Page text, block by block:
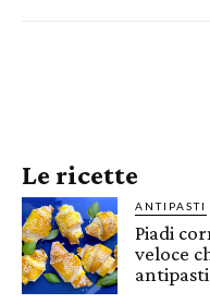
Le ricette
ANTIPASTI
Piadi
veloce
antipasti